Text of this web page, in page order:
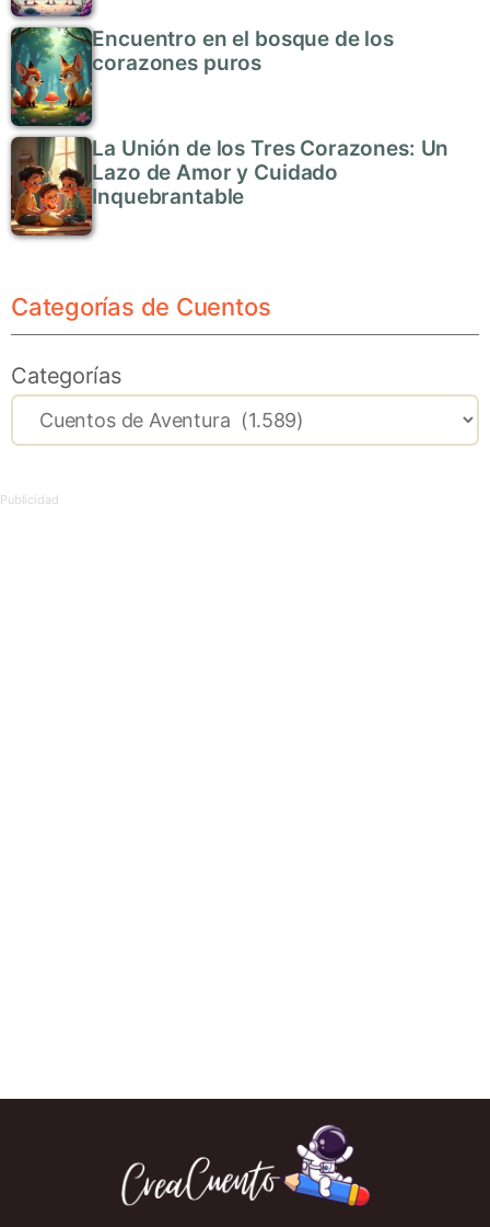
Encuentro en el bosque de los
corazones puros
La Unión de los Tres Corazones: Un
Lazo de Amor y Cuidado
Inquebrantable
Categorías de Cuentos
Categorías